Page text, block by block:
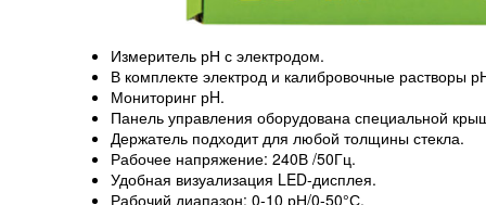
Измеритель рН с электродом.
В комплекте электрод и калибровочные растворы
Мониторинг рH.
Панель управления оборудована специальной
Держатель подходит для любой толщины стекла.
Рабочее напряжение: 240В /50Гц.
Удобная визуализация LED-дисплея.
Рабочий диапазон: 0-10 рН/0-50°С.